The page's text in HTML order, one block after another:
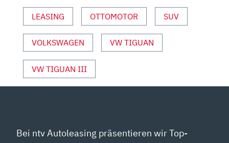
|
DIESEL“
VON
YOUTUBE
LEASING OTTOMOTOR SUV
VOLKSWAGEN VW TIGUAN
VW TIGUAN III
Bei ntv Autoleasing präsentieren wir Top-